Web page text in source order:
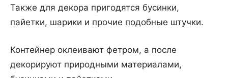
Также для декора пригодятся бусинки,
пайетки, шарики и прочие подобные штучки.
Контейнер оклеивают фетром, а после
декорируют природными материалами,